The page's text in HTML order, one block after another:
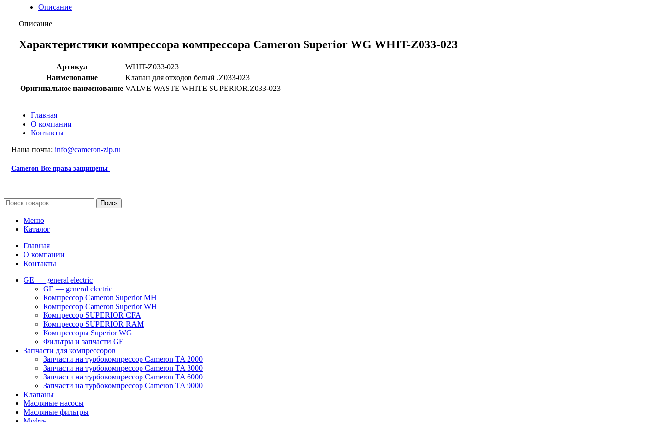
Описание
Описание
Характеристики компрессора компрессора Cameron Superior WG WHIT-Z033-023
Артикул
WHIT-Z033-023
Наименование
Клапан для отходов белый .Z033-023
Оригинальное наименование VALVE WASTE WHITE SUPERIOR.Z033-023
Главная
О компании
Контакты
Наша почта: info@cameron-zip.ru
Cameron Все права защищены
Поиск
Меню
Каталог
Главная
О компании
Контакты
GE — general electric
GE — general electric
Компрессор Cameron Superior MH
Компрессор Cameron Superior WH
Компрессор SUPERIOR CFA
Компрессор SUPERIOR RAM
Компрессоры Superior WG
Фильтры и запчасти GE
Запчасти для компрессоров
Запчасти на турбокомпрессор Cameron TA 2000
Запчасти на турбокомпрессор Cameron TA 3000
Запчасти на турбокомпрессор Cameron TA 6000
Запчасти на турбокомпрессор Cameron TA 9000
Клапаны
Масляные насосы
Масляные фильтры